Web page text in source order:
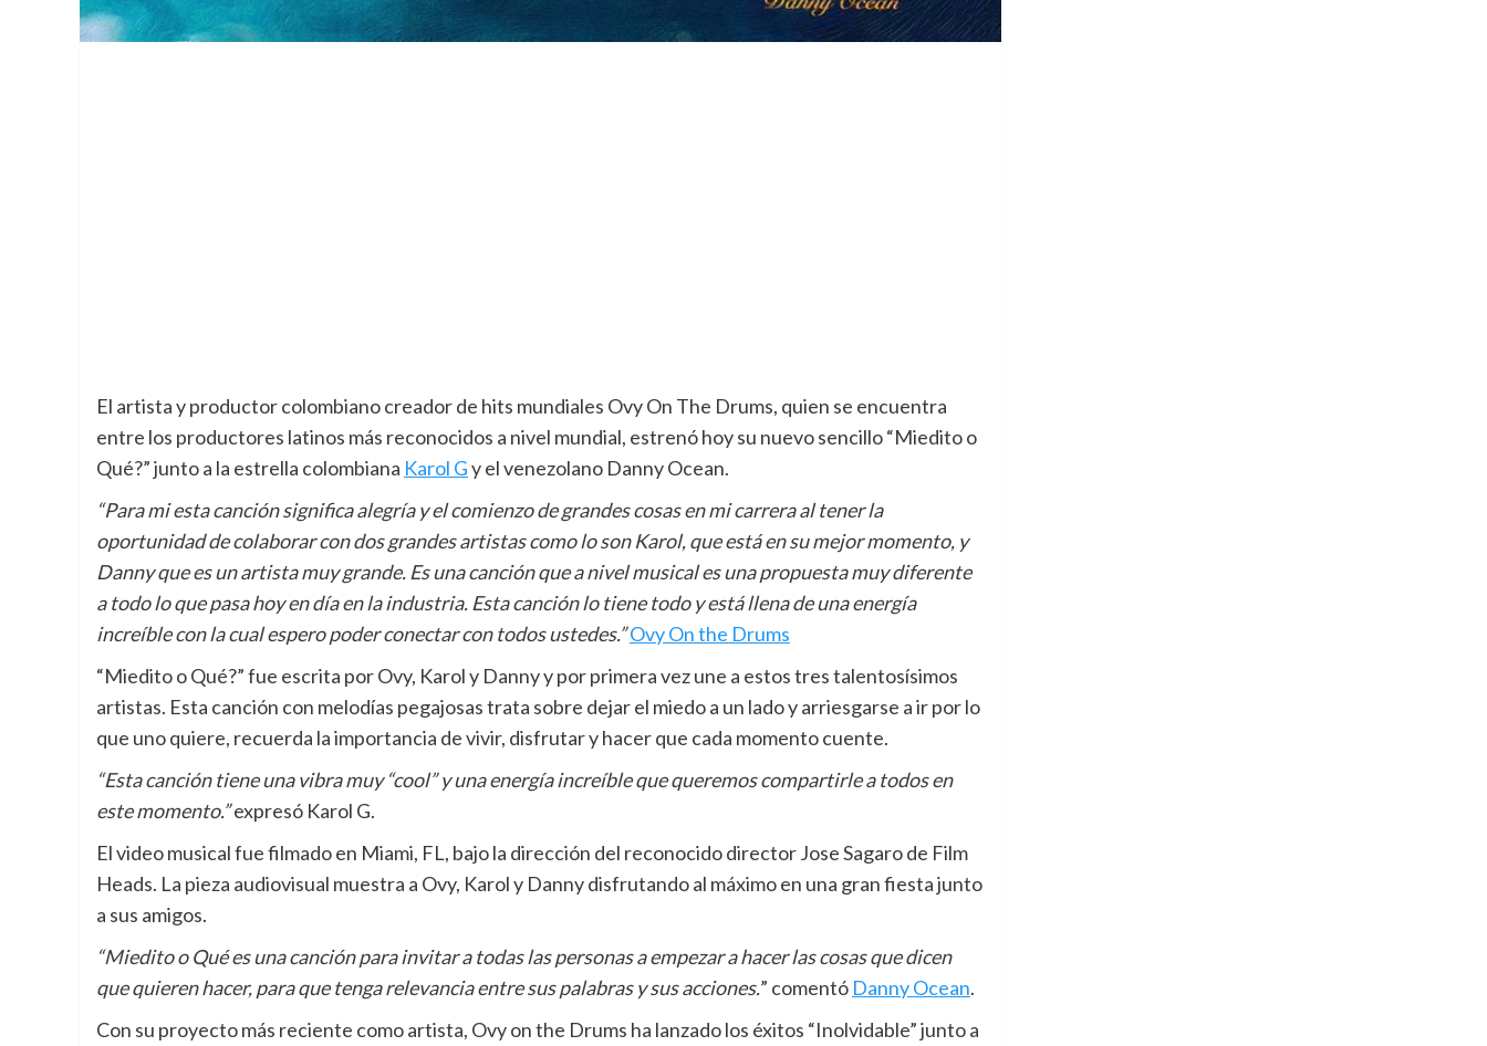
El artista y productor colombiano creador de hits mundiales Ovy On The Drums, quien se encuentra
entre los productores latinos más reconocidos a nivel mundial, estrenó hoy su nuevo sencillo “Miedito o
Qué?” junto a la estrella colombiana Karol Gy el venezolano Danny Ocean.
“Para mi esta canción significa alegría y el comienzo de grandes cosas en mi carrera al tener la
oportunidad de colaborar con dos grandes artistas como lo son Karol, que está en su mejor momento, y
Danny que es un artista muy grande. Es una canción que a nivel musical es una propuesta muy diferente
a todo lo que pasa hoy en día en la industria. Esta canción lo tiene todo y está llena de una energía
increíble con la cual espero poder conectar con todos ustedes.”Ovy On the Drums
“Miedito o Qué?” fue escrita por Ovy, Karol y Danny y por primera vez une a estos tres talentosísimos
artistas. Esta canción con melodías pegajosas trata sobre dejar el miedo a un lado y arriesgarse a ir por lo
que uno quiere, recuerda la importancia de vivir, disfrutar y hacer que cada momento cuente.
“Esta canción tiene una vibra muy “cool” y una energía increíble que queremos compartirle a todos en
este momento.”expresó Karol G.
El video musical fue filmado en Miami, FL, bajo la dirección del reconocido director Jose Sagaro de Film
Heads. La pieza audiovisual muestra a Ovy, Karol y Danny disfrutando al máximo en una gran fiesta junto
a sus amigos.
“Miedito o Qué es una canción para invitar a todas las personas a empezar a hacer las cosas que dicen
que quieren hacer, para que tenga relevancia entre sus palabras y sus acciones.” comentó Danny Ocean.
Con su proyecto más reciente como artista, Ovy on the Drums ha lanzado los éxitos “Inolvidable” junto a